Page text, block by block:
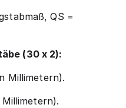
QS =
(30 x 2):
Millimetern).